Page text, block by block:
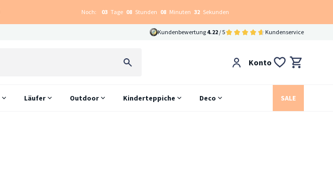
Noch: 03 Tage 08 Stunden 08 Minuten 31 Sekunden
Kundenbewertung 4.22 / 5 Kundenservice
Konto
Läufer Outdoor Kinderteppiche Deco SALE